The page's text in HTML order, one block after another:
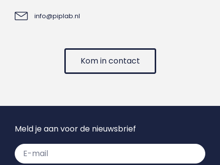
info@piplab.nl
Kom in contact
Meld je aan voor de nieuwsbrief